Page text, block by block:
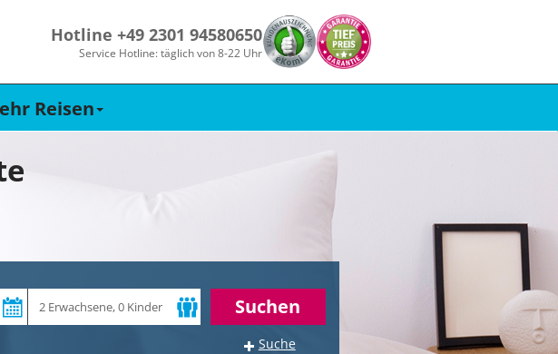
Hotline +49 2301 94580650
Service Hotline: täglich von 8-22 Uhr
Reisen
Suchen
Suche